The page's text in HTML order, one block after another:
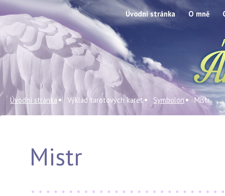
Úvodní stránka O mně
Úvodní stránka Výklad tarotových karet Symbolon Mistr
Mistr